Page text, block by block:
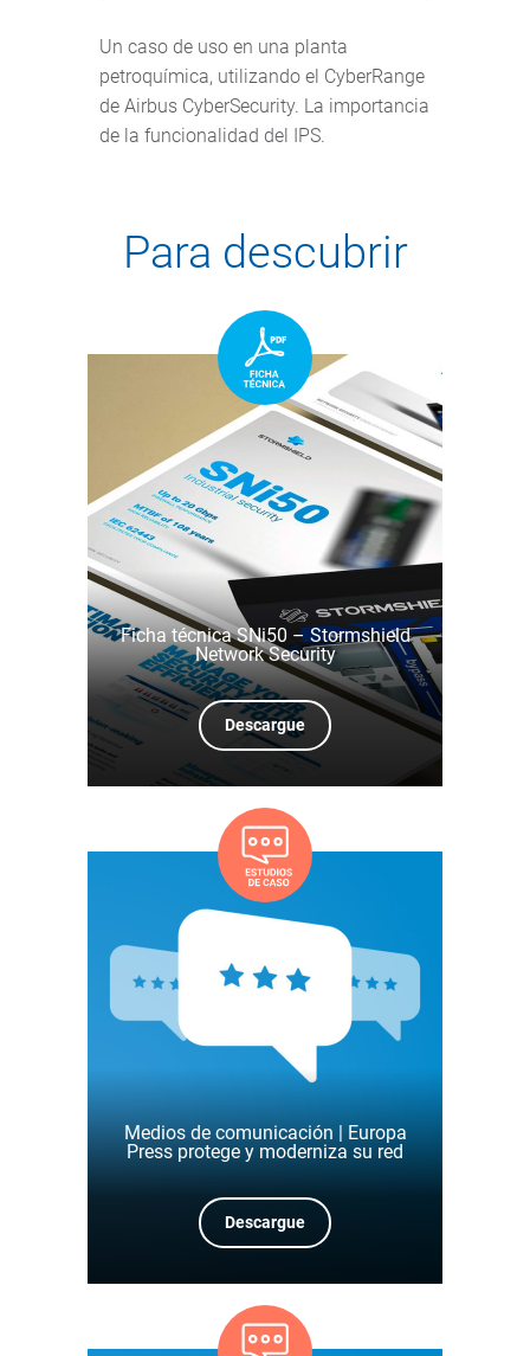
Un caso de uso en una planta
petroquímica, utilizando el CyberRange
de Airbus CyberSecurity. La importancia
de la funcionalidad del IPS.
Para descubrir
Ficha técnica SNi50 – Stormshield
Network Security
Descargue
Medios de comunicación | Europa
Press protege y moderniza su red
Descargue